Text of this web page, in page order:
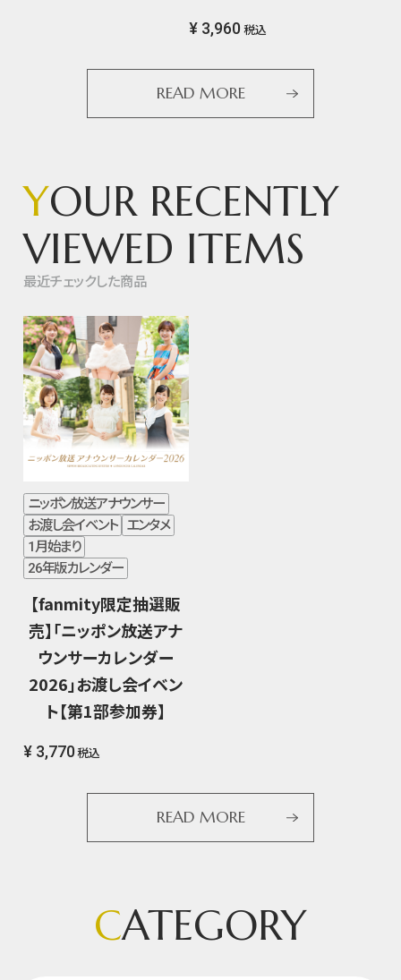
¥ 3,960 税込
READ MORE
YOUR RECENTLY
VIEWED ITEMS
最近チェックした商品
ニッポン放送アナウンサー
お渡し会イベント
エンタメ
1月始まり
26年版カレンダー
【fanmity限定抽選販
売】「ニッポン放送アナ
ウンサーカレンダー
2026」お渡し会イベン
ト【第1部参加券】
¥ 3,770 税込
READ MORE
CATEGORY